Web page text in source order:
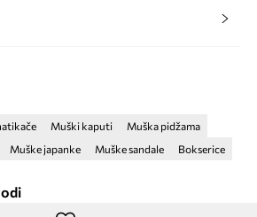
Muški kaputi
Muška pidžama
Muške japanke Muške sandale Bokserice